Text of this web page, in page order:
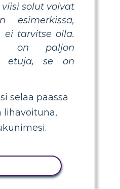
solut voivat
esimerkissä,
tarvitse olla.
on paljon
etuja, se on
selaa päässä
lihavoituna,